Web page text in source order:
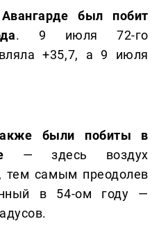
был побит
. 9 июля 72-го
+35,7, а 9 июля
были побиты в
— здесь воздух
тем самым преодолев
в 54-ом году —